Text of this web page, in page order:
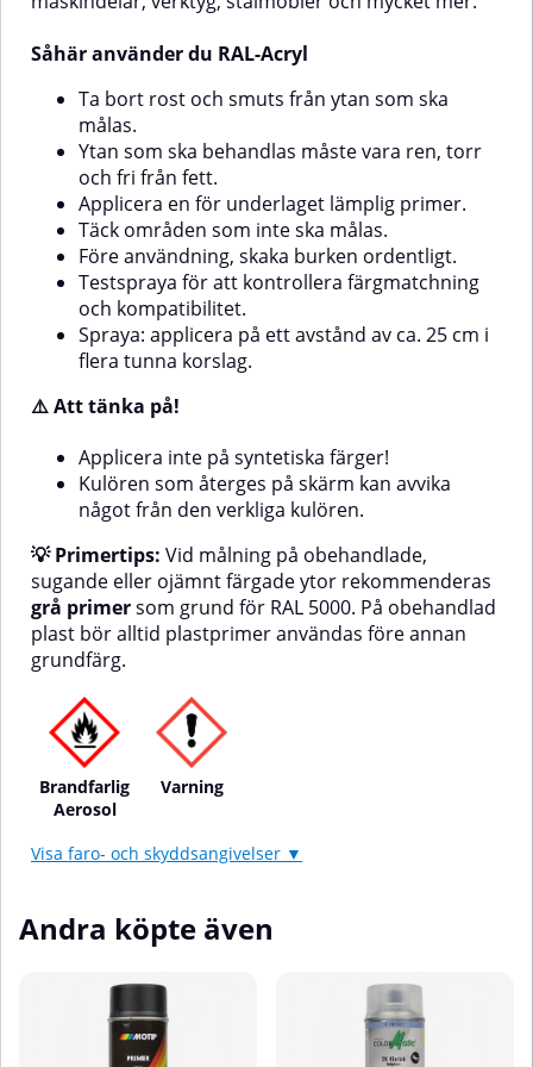
färger (t.ex. alkyd).Kulören som
återges på skärmen kan avvika
något från den verkliga
kulören. 💡 Primertips: För bästa
resultat på obehandlade eller
sugande ytor rekommenderas
att grunda med en lämplig
primer. På obehandlad plast bör
alltid plastprimer användas
först.Till RAL 5001 fungerar grå
primer särskilt bra som grund för
att framhäva kulörens djup och
täckning.
täckning på RAL 5002
rekommenderas grå primer.På
obehandlade eller sugande
underlag bör alltid primer
plastprimer appliceras först.
Såhär använder du RAL-Acryl
Ta bort rost och smuts från ytan som ska
målas.
Ytan som ska behandlas måste vara ren, torr
och fri från fett.
Applicera en för underlaget lämplig primer.
Täck områden som inte ska målas.
Före användning, skaka burken ordentligt.
Testspraya för att kontrollera färgmatchning
och kompatibilitet.
Spraya: applicera på ett avstånd av ca. 25 cm i
flera tunna korslag.
⚠️ Att tänka på!
Applicera inte på syntetiska färger!
Kulören som återges på skärm kan avvika
något från den verkliga kulören.
💡 Primertips: Vid målning på obehandlade,
sugande eller ojämnt färgade ytor rekommenderas
grå primersom grund för RAL 5000. På obehandlad
plast bör alltid plastprimer användas före annan
grundfärg.
Brandfarlig
Aerosol
Varning
Visa faro- och skyddsangivelser ▼
Andra köpte även